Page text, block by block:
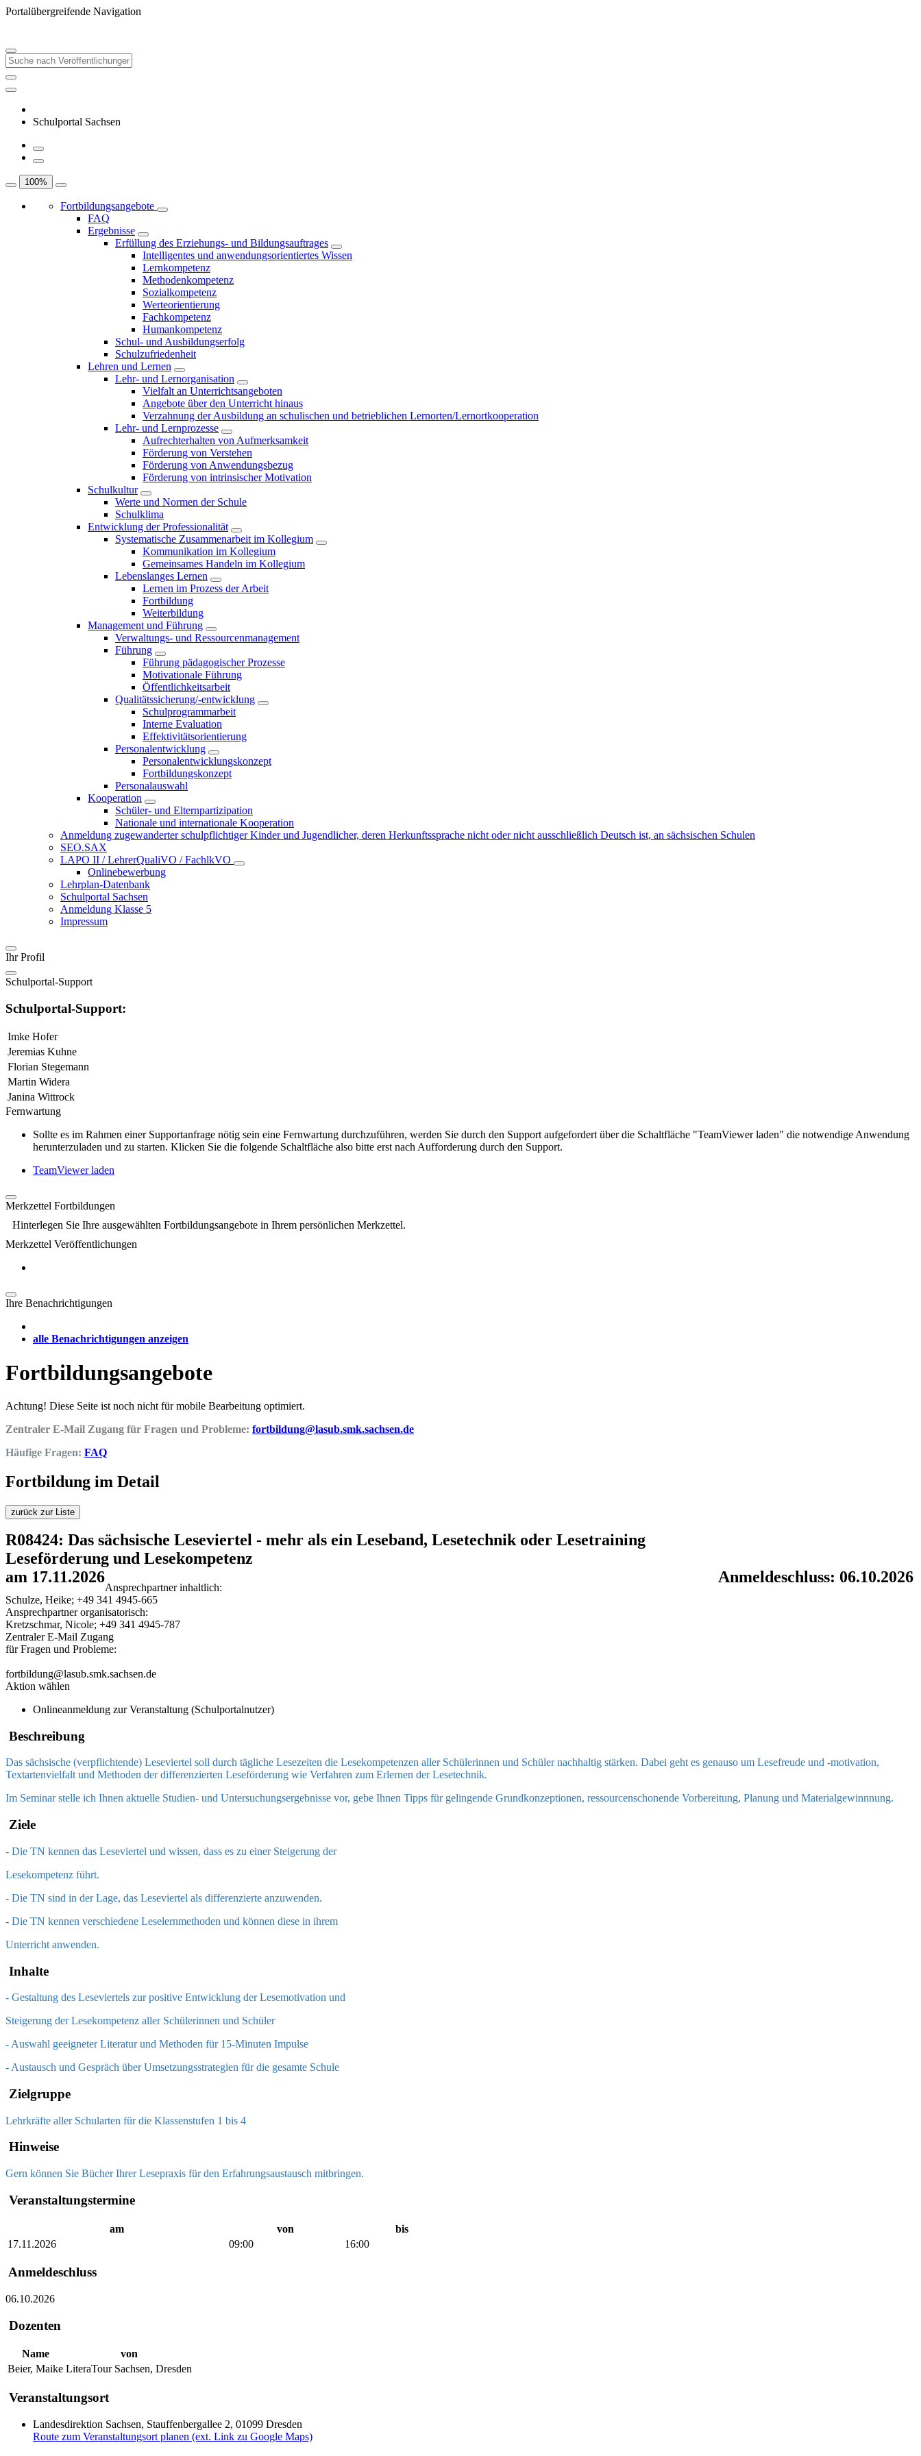
Portalübergreifende Navigation
Schulportal Sachsen
100%
Fortbildungsangebote
FAQ
Ergebnisse
Erfüllung des Erziehungs- und Bildungsauftrages
Intelligentes und anwendungsorientiertes Wissen
Lernkompetenz
Methodenkompetenz
Sozialkompetenz
Werteorientierung
Fachkompetenz
Humankompetenz
Schul- und Ausbildungserfolg
Schulzufriedenheit
Lehren und Lernen
Lehr- und Lernorganisation
Vielfalt an Unterrichtsangeboten
Angebote über den Unterricht hinaus
Verzahnung der Ausbildung an schulischen und betrieblichen Lernorten/Lernortkooperation
Lehr- und Lernprozesse
Aufrechterhalten von Aufmerksamkeit
Förderung von Verstehen
Förderung von Anwendungsbezug
Förderung von intrinsischer Motivation
Schulkultur
Werte und Normen der Schule
Schulklima
Entwicklung der Professionalität
Systematische Zusammenarbeit im Kollegium
Kommunikation im Kollegium
Gemeinsames Handeln im Kollegium
Lebenslanges Lernen
Lernen im Prozess der Arbeit
Fortbildung
Weiterbildung
Management und Führung
Verwaltungs- und Ressourcenmanagement
Führung
Führung pädagogischer Prozesse
Motivationale Führung
Öffentlichkeitsarbeit
Qualitätssicherung/-entwicklung
Schulprogrammarbeit
Interne Evaluation
Effektivitätsorientierung
Personalentwicklung
Personalentwicklungskonzept
Fortbildungskonzept
Personalauswahl
Kooperation
Schüler- und Elternpartizipation
Nationale und internationale Kooperation
Anmeldung zugewanderter schulpflichtiger Kinder und Jugendlicher, deren Herkunftssprache nicht oder nicht ausschließlich Deutsch ist, an sächsischen Schulen
SEO.SAX
LAPO II / LehrerQualiVO / FachlkVO
Onlinebewerbung
Lehrplan-Datenbank
Schulportal Sachsen
Anmeldung Klasse 5
Impressum
Ihr Profil
Schulportal-Support
Schulportal-Support:
Imke Hofer
Jeremias Kuhne
Florian Stegemann
Martin Widera
Janina Wittrock
Fernwartung
Sollte es im Rahmen einer Supportanfrage nötig sein eine Fernwartung durchzuführen, werden Sie durch den Support aufgefordert über die Schaltfläche "TeamViewer laden" die notwendige Anwendung
herunterzuladen und zu starten. Klicken Sie die folgende Schaltfläche also bitte erst nach Aufforderung durch den Support.
TeamViewer laden
Merkzettel Fortbildungen
Hinterlegen Sie Ihre ausgewählten Fortbildungsangebote in Ihrem persönlichen Merkzettel.
Merkzettel Veröffentlichungen
Ihre Benachrichtigungen
alle Benachrichtigungen anzeigen
Fortbildungsangebote
Achtung! Diese Seite ist noch nicht für mobile Bearbeitung optimiert.
Zentraler E-Mail Zugang für Fragen und Probleme: fortbildung@lasub.smk.sachsen.de
Häufige Fragen: FAQ
Fortbildung im Detail
zurück zur Liste
R08424: Das sächsische Leseviertel - mehr als ein Leseband, Lesetechnik oder Lesetraining
Leseförderung und Lesekompetenz
am 17.11.2026
Anmeldeschluss: 06.10.2026
Ansprechpartner inhaltlich:
Schulze, Heike; +49 341 4945-665
Ansprechpartner organisatorisch:
Kretzschmar, Nicole; +49 341 4945-787
Zentraler E-Mail Zugang
für Fragen und Probleme:
fortbildung@lasub.smk.sachsen.de
Aktion wählen
Onlineanmeldung zur Veranstaltung (Schulportalnutzer)
Beschreibung
Das sächsische (verpflichtende) Leseviertel soll durch tägliche Lesezeiten die Lesekompetenzen aller Schülerinnen und Schüler nachhaltig stärken. Dabei geht es genauso um Lesefreude und -motivation,
Textartenvielfalt und Methoden der differenzierten Leseförderung wie Verfahren zum Erlernen der Lesetechnik.
Im Seminar stelle ich Ihnen aktuelle Studien- und Untersuchungsergebnisse vor, gebe Ihnen Tipps für gelingende Grundkonzeptionen, ressourcenschonende Vorbereitung, Planung und Materialgewinnnung.
Ziele
- Die TN kennen das Leseviertel und wissen, dass es zu einer Steigerung der
Lesekompetenz führt.
- Die TN sind in der Lage, das Leseviertel als differenzierte anzuwenden.
- Die TN kennen verschiedene Leselernmethoden und können diese in ihrem
Unterricht anwenden.
Inhalte
- Gestaltung des Leseviertels zur positive Entwicklung der Lesemotivation und
Steigerung der Lesekompetenz aller Schülerinnen und Schüler
- Auswahl geeigneter Literatur und Methoden für 15-Minuten Impulse
- Austausch und Gespräch über Umsetzungsstrategien für die gesamte Schule
Zielgruppe
Lehrkräfte aller Schularten für die Klassenstufen 1 bis 4
Hinweise
Gern können Sie Bücher Ihrer Lesepraxis für den Erfahrungsaustausch mitbringen.
Veranstaltungstermine
am von
bis
17.11.2026
09:00 16:00
Anmeldeschluss
06.10.2026
Dozenten
Name
von
Beier, Maike LiteraTour Sachsen, Dresden
Veranstaltungsort
Landesdirektion Sachsen, Stauffenbergallee 2, 01099 Dresden
Route zum Veranstaltungsort planen (ext. Link zu Google Maps)